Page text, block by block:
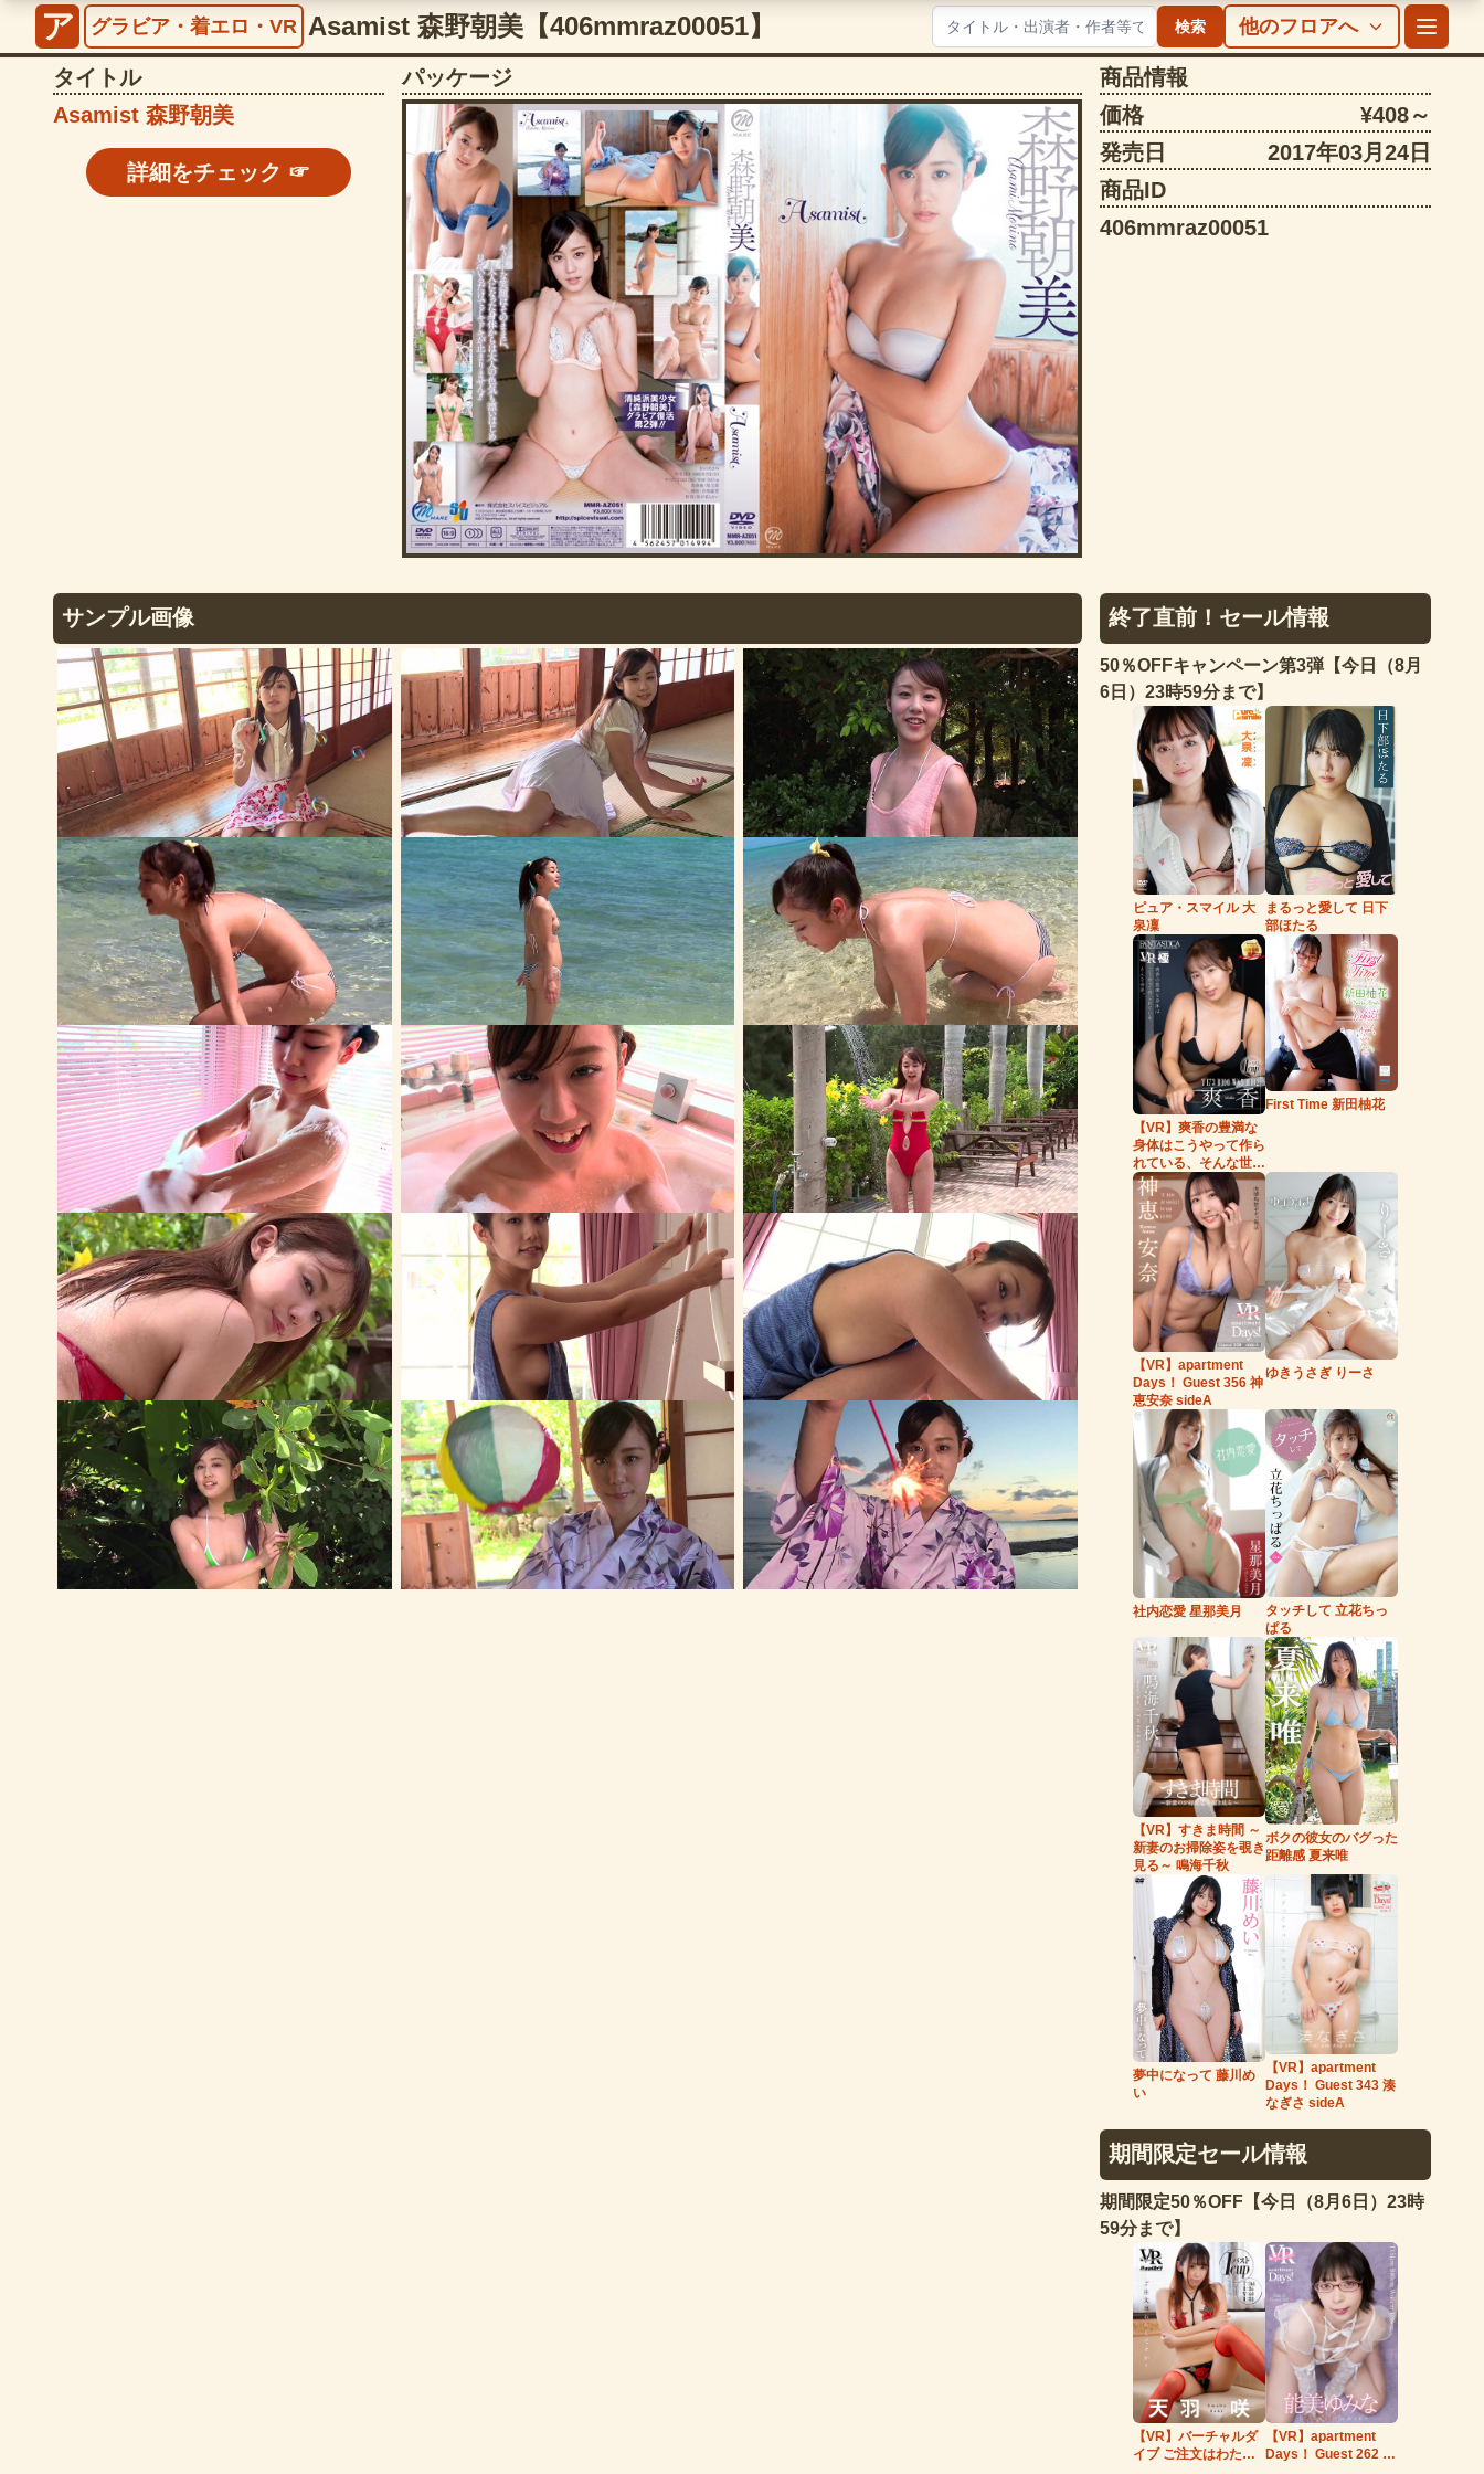
ア グラビア・着エロ・VR Asamist 森野朝美【406mmraz00051】 検索 他のフロアへ
パッケージ
商品情報
価格
¥408～
発売日
2017年03月24日
商品ID
406mmraz00051
タイトル
Asamist 森野朝美
詳細をチェック ☞
サンプル画像 終了直前！セール情報
50％OFFキャンペーン第3弾【今日（8月
6日）23時59分まで】
ピュア・スマイル 大
泉凜
まるっと愛して 日下
部ほたる
【VR】爽香の豊満な
身体はこうやって作ら
れている、そんな世
界。
First Time 新田柚花
【VR】apartment
Days！ Guest 356 神
恵安奈 sideA
ゆきうさぎ りーさ
社内恋愛 星那美月
タッチして 立花ちっ
ぱる
【VR】すきま時間 ～
新妻のお掃除姿を覗き
見る～ 鳴海千秋
ボクの彼女のバグった
距離感 夏来唯
夢中になって 藤川め
い
【VR】apartment
Days！ Guest 343 湊
なぎさ sideA
期間限定セール情報
期間限定50％OFF【今日（8月6日）23時
59分まで】
【VR】バーチャルダ
イブ ご注文はわたし
【VR】apartment
Days！ Guest 262 能